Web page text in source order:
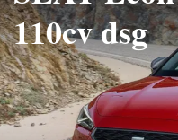
110cv dsg